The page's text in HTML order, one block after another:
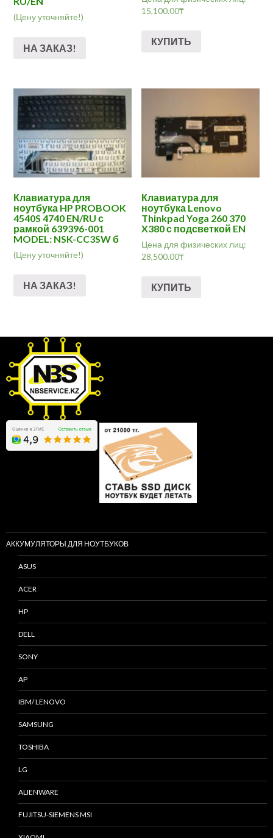
(Цену уточняйте!)
НА ЗАКАЗ!
15,100.00₸
КУПИТЬ
Клавиатура для
ноутбука HP PROBOOK
4540S 4740 EN/RU с
рамкой 639396-001
MODEL: NSK-CC3SW б
(Цену уточняйте!)
НА ЗАКАЗ!
Клавиатура для
ноутбука Lenovo
Thinkpad Yoga 260 370
X380 с подсветкой EN
Цена для физических лиц:
28,500.00₸
КУПИТЬ
АККУМУЛЯТОРЫ ДЛЯ НОУТБУКОВ
ASUS
ACER
HP
DELL
SONY
AP
IBM/ LENOVO
SAMSUNG
TOSHIBA
LG
ALIENWARE
FUJITSU-SIEMENS MSI